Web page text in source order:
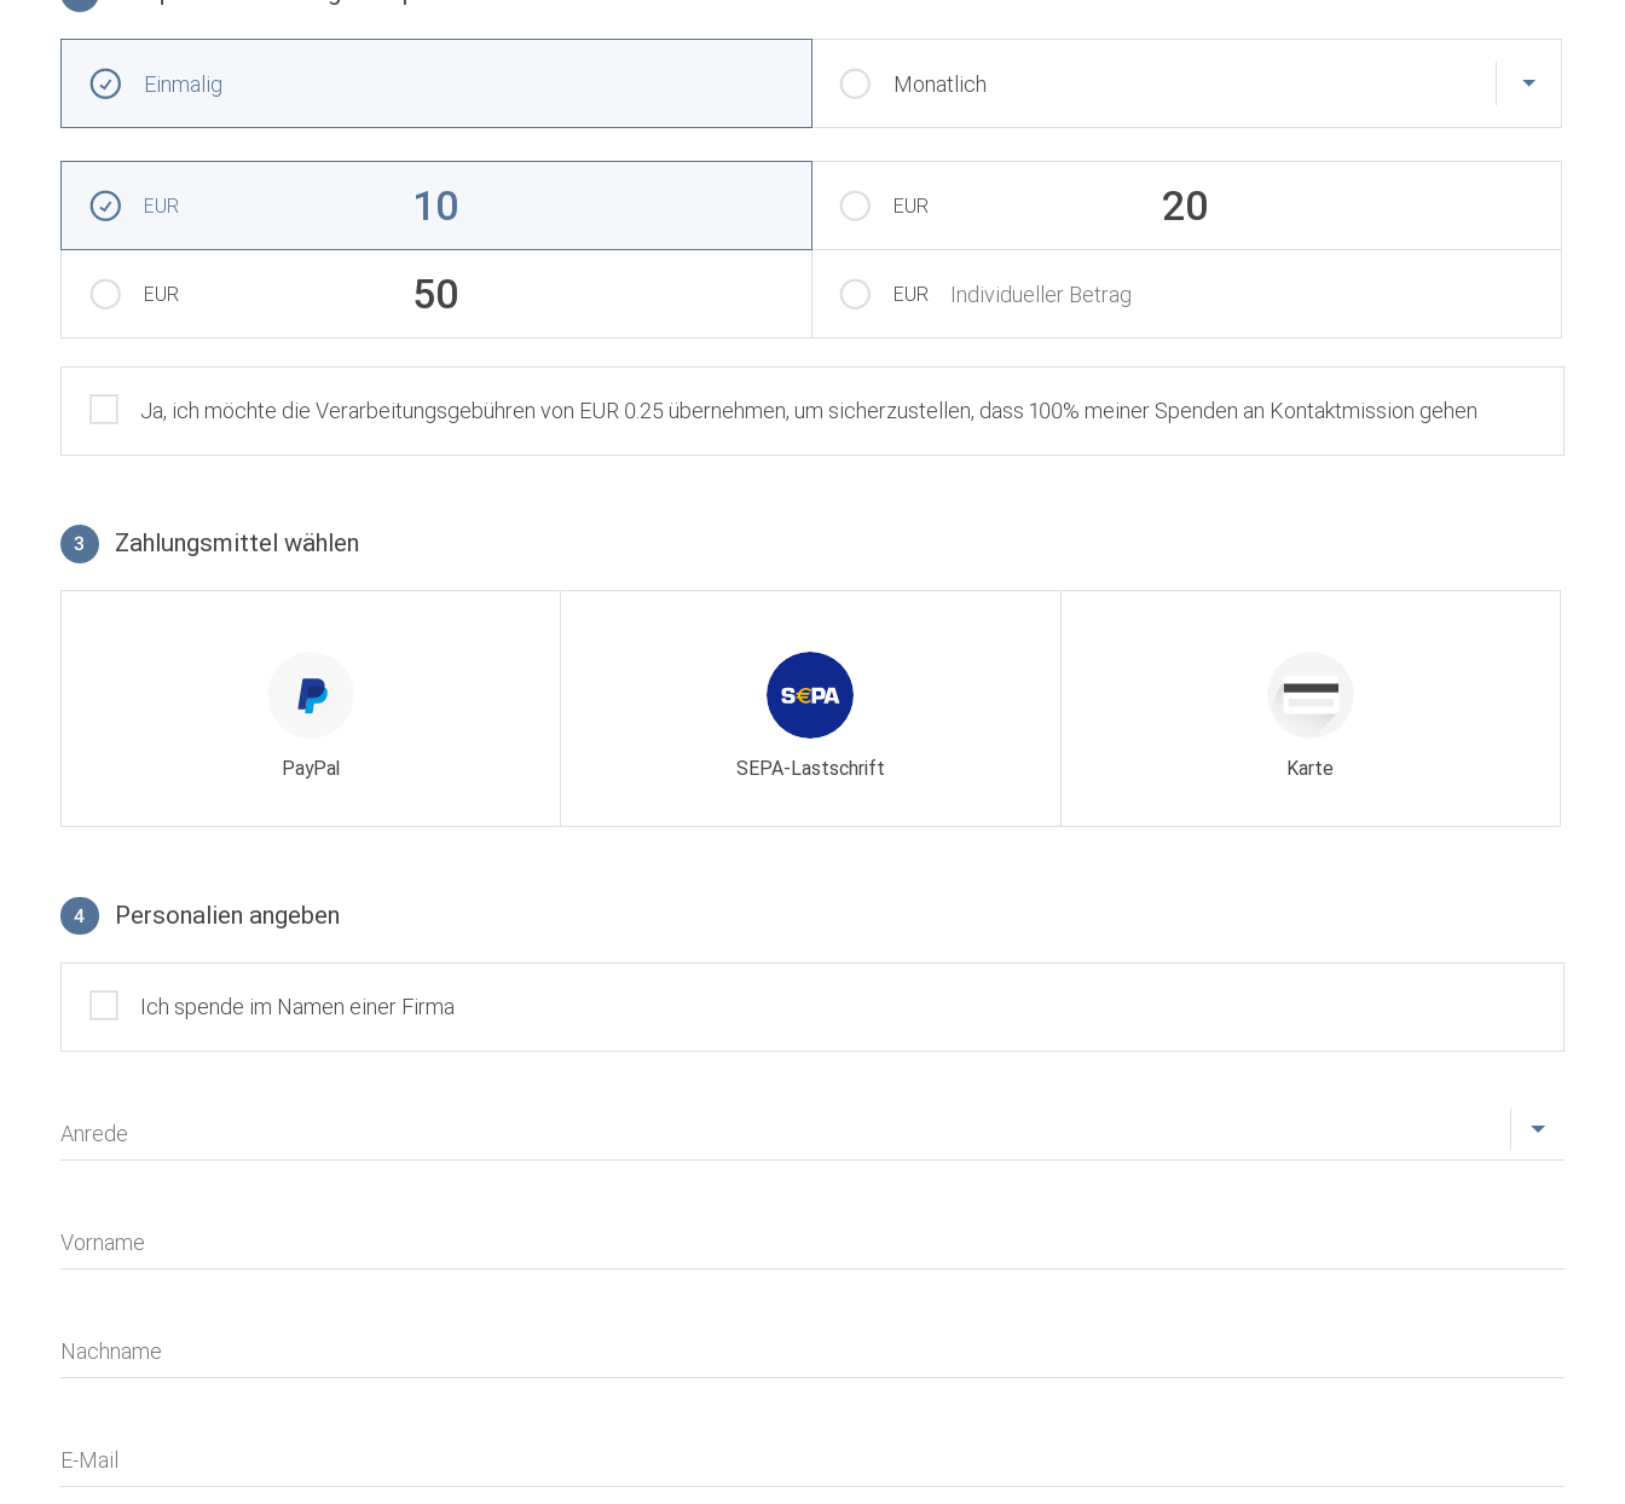
Einmalig
Monatlich
EUR 10 EUR 20
EUR 50 EUR Individueller Betrag
Ja, ich möchte die Verarbeitungsgebühren von EUR 0.25 übernehmen, um sicherzustellen, dass 100% meiner Spenden an Kontaktmission gehen
3 Zahlungsmittel wählen
PayPal SEPA-Lastschrift Karte
4 Personalien angeben
Ich spende im Namen einer Firma
Anrede
Vorname
Nachname
E-Mail